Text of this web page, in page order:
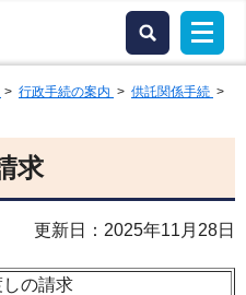
> 行政手続の案内 > 供託関係手続 >
求
更新日：2025年11月28日
の請求